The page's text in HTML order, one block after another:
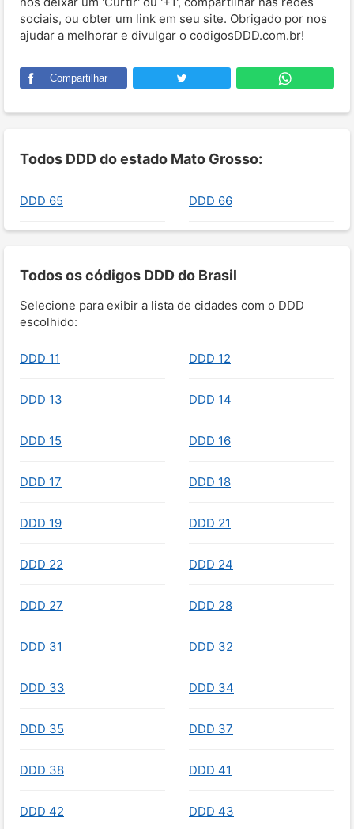
sociais, ou obter um link em seu site. Obrigado por nos
ajudar a melhorar e divulgar o codigosDDD.com.br!
Compartilhar
Todos DDD do estado Mato Grosso:
DDD 65 DDD 66
Todos os códigos DDD do Brasil
Selecione para exibir a lista de cidades com o DDD
escolhido:
DDD 11 DDD 12
DDD 13 DDD 14
DDD 15 DDD 16
DDD 17 DDD 18
DDD 19 DDD 21
DDD 22 DDD 24
DDD 27 DDD 28
DDD 31 DDD 32
DDD 33 DDD 34
DDD 35 DDD 37
DDD 38 DDD 41
DDD 42 DDD 43